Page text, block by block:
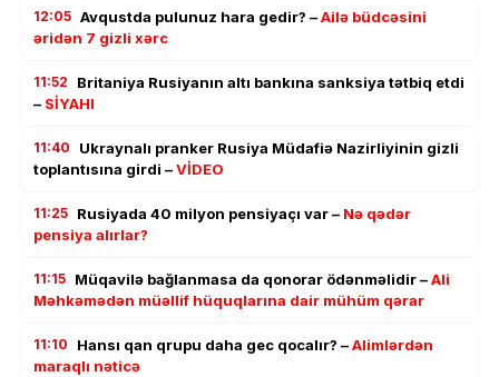
12:05 Avqustda pulunuz hara gedir? –Ailə büdcəsini
əridən 7 gizli xərc
11:52
Britaniya Rusiyanın altı bankına sanksiya tətbiq etdi
– SİYAHI
11:40
Ukraynalı pranker Rusiya Müdafiə Nazirliyinin gizli
toplantısına girdi –VİDEO
11:25 Rusiyada 40 milyon pensiyaçı var – Nə qədər
pensiya alırlar?
11:15 Müqavilə bağlanmasa da qonorar ödənməlidir –Ali
Məhkəmədən müəllif hüquqlarına dair mühüm qərar
11:10 Hansı qan qrupu daha gec qocalır? –Alimlərdən
maraqlı nəticə